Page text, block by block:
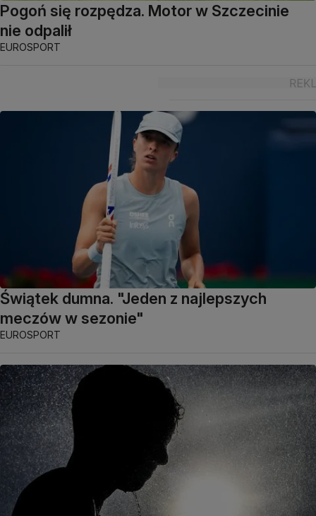
Pogoń się rozpędza. Motor w Szczecinie
nie odpalił
EUROSPORT
Świątek dumna. "Jeden z najlepszych
meczów w sezonie"
EUROSPORT